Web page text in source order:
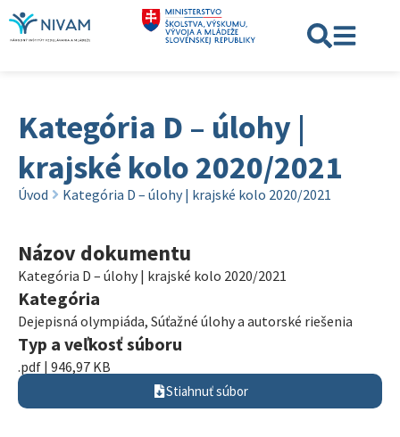
Kategória D – úlohy |
krajské kolo 2020/2021
Úvod Kategória D – úlohy | krajské kolo 2020/2021
Názov dokumentu
Kategória D – úlohy | krajské kolo 2020/2021
Kategória
Dejepisná olympiáda, Súťažné úlohy a autorské riešenia
Typ a veľkosť súboru
.pdf | 946,97 KB
Stiahnuť súbor